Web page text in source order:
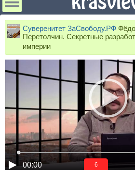
Суверенитет ЗаСвободу.РФ
Перетолчин. Секретные
империи
00:00 6